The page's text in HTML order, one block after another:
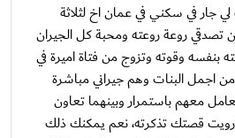
لي جار في سكني في عمان اخ لثلاثة
روعة روعته ومحبة كل الجيران
بنفسه وقوته وتزوج من فتاة اميرة في
اجمل البنات وهم جيراني مباشرة
معهم باستمرار وبينهما تعاون
قصتك تذكرته، نعم يمكنك ذلك